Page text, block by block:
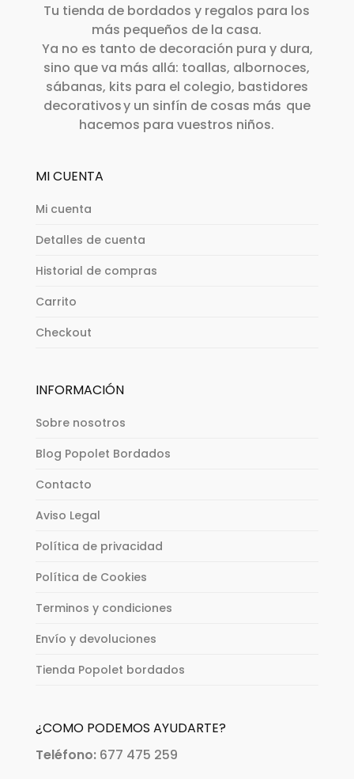
Tu tienda de bordados y regalos para los
más pequeños de la casa.
Ya no es tanto de decoración pura y dura,
sino que va más allá: toallas, albornoces,
sábanas, kits para el colegio, bastidores
decorativos y un sinfín de cosas más que
hacemos para vuestros niños.
MI CUENTA
Mi cuenta
Detalles de cuenta
Historial de compras
Carrito
Checkout
INFORMACIÓN
Sobre nosotros
Blog Popolet Bordados
Contacto
Aviso Legal
Política de privacidad
Política de Cookies
Terminos y condiciones
Envío y devoluciones
Tienda Popolet bordados
¿COMO PODEMOS AYUDARTE?
Teléfono:677 475 259